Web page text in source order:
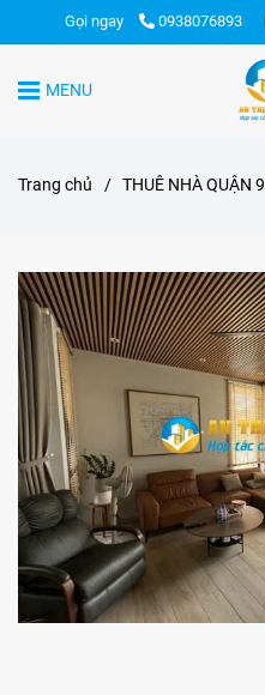
Gọi ngay 0938076893
MENU
Trang chủ / THUÊ NHÀ QUẬN 9